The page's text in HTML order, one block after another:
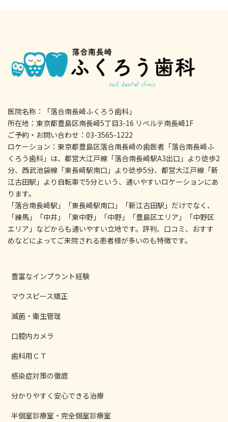
医院名称：「落合南長崎ふくろう歯科」
所在地：東京都豊島区南長崎5丁目3-16 リベルテ南長崎1F
ご予約・お問い合わせ：03-3565-1222
ロケーション：東京都豊島区落合南長崎の歯医者「落合南長崎ふ
くろう歯科」は、都営大江戸線「落合南長崎駅A3出口」より徒歩2
分、西武池袋線「東長崎駅南口」より徒歩5分、都営大江戸線「新
江古田駅」より自転車で5分という、通いやすいロケーションにあ
ります。
「落合南長崎駅」「東長崎駅南口」「新江古田駅」だけでなく、
「練馬」「中井」「東中野」「中野」「豊島区エリア」「中野区
エリア」などからも通いやすい立地です。評判、口コミ、おすす
めなどによってご来院される患者様が多いのも特徴です。
豊富なインプラント経験
マウスピース矯正
滅菌・衛生管理
口腔内カメラ
歯科用ＣＴ
感染症対策の徹底
分かりやすく安心できる治療
半個室診療室・完全個室診療室